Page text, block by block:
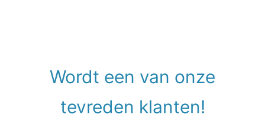
Wordt een van onze
tevreden klanten!